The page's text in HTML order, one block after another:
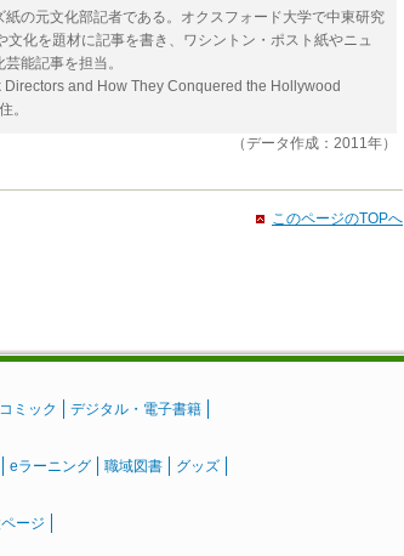
の元文化部記者である。オクスフォード大学で中東研究
化を題材に記事を書き、ワシントン・ポスト紙やニュ
能記事を担当。
and How They Conquered the Hollywood
。
（データ作成：2011年）
このページのTOPへ
コミック デジタル・電子書籍
eラーニング 職域図書 グッズ
ージ